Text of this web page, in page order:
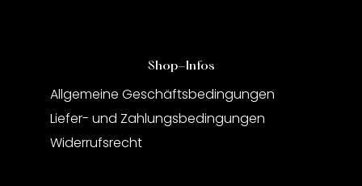
Shop-Infos
Allgemeine Geschäftsbedingungen
Liefer- und Zahlungsbedingungen
Widerrufsrecht